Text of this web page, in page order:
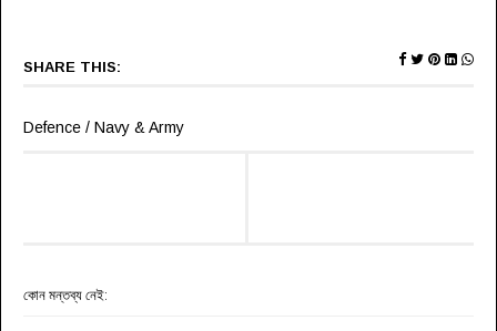
SHARE THIS:
Defence / Navy & Army
কোন মন্তব্য নেই: